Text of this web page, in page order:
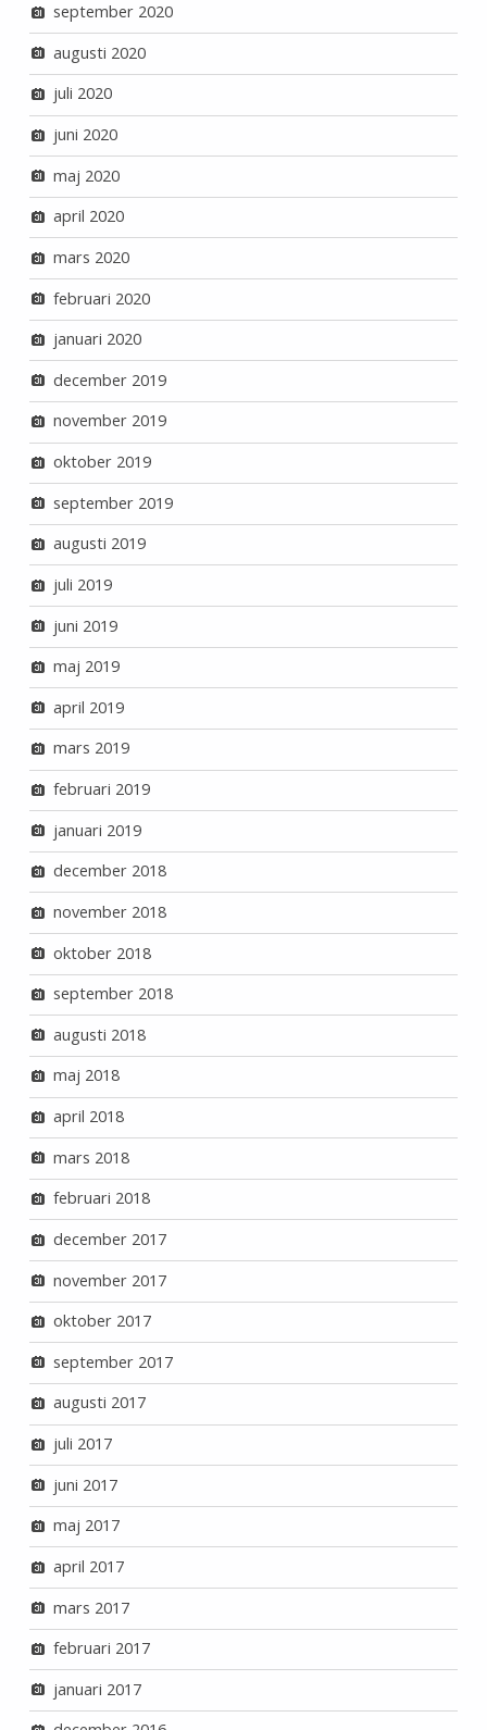
september 2020
augusti 2020
juli 2020
juni 2020
maj 2020
april 2020
mars 2020
februari 2020
januari 2020
december 2019
november 2019
oktober 2019
september 2019
augusti 2019
juli 2019
juni 2019
maj 2019
april 2019
mars 2019
februari 2019
januari 2019
december 2018
november 2018
oktober 2018
september 2018
augusti 2018
maj 2018
april 2018
mars 2018
februari 2018
december 2017
november 2017
oktober 2017
september 2017
augusti 2017
juli 2017
juni 2017
maj 2017
april 2017
mars 2017
februari 2017
januari 2017